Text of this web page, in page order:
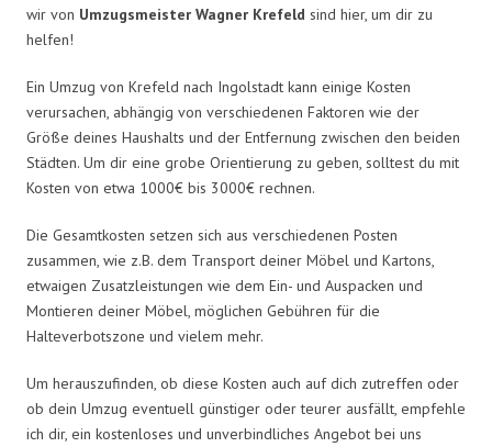
wir von Umzugsmeister Wagner Krefeld sind hier, um dir zu
helfen!
Ein Umzug von Krefeld nach Ingolstadt kann einige Kosten
verursachen, abhängig von verschiedenen Faktoren wie der
Größe deines Haushalts und der Entfernung zwischen den beiden
Städten. Um dir eine grobe Orientierung zu geben, solltest du mit
Kosten von etwa 1000€ bis 3000€ rechnen.
Die Gesamtkosten setzen sich aus verschiedenen Posten
zusammen, wie z.B. dem Transport deiner Möbel und Kartons,
etwaigen Zusatzleistungen wie dem Ein- und Auspacken und
Montieren deiner Möbel, möglichen Gebühren für die
Halteverbotszone und vielem mehr.
Um herauszufinden, ob diese Kosten auch auf dich zutreffen oder
ob dein Umzug eventuell günstiger oder teurer ausfällt, empfehle
ich dir, ein kostenloses und unverbindliches Angebot bei uns